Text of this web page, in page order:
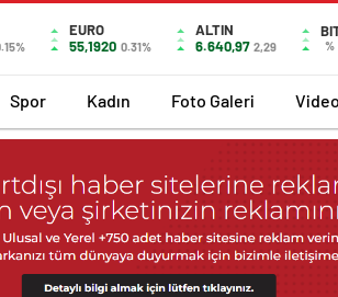
EURO
55,1920 0.31%
ALTIN
6.640,97 2,29 %
Spor Kadın Foto Galeri